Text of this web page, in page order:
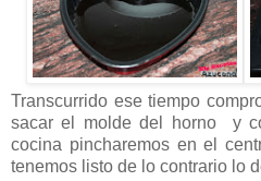
Transcurrido ese tiempo
sacar el molde del horno y
cocina pincharemos en el
tenemos listo de lo contrario lo